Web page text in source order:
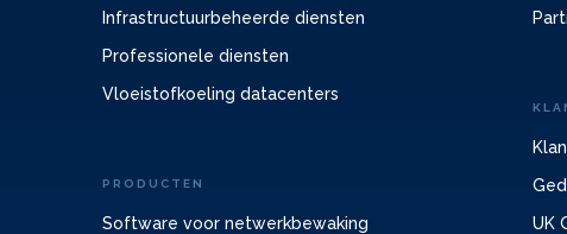
Infrastructuurbeheerde diensten
Professionele diensten
Vloeistofkoeling datacenters
PRODUCTEN
Software voor netwerkbewaking
UK